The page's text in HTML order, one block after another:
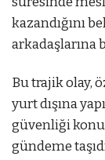
kazandığını
arkadaşlarına
Bu trajik olay,
yurt dışına
güvenliği
gündeme